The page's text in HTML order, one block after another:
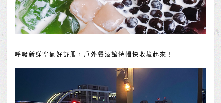
呼吸新鮮空氣好舒服，戶外餐酒館特輯快收藏起來！